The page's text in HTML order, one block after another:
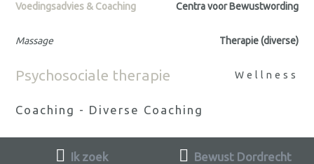
Voedingsadvies & Coaching Centra voor Bewustwording
Massage Therapie (diverse)
Psychosociale therapie Wellness
Coaching - Diverse Coaching
Ik zoek Bewust Dordrecht